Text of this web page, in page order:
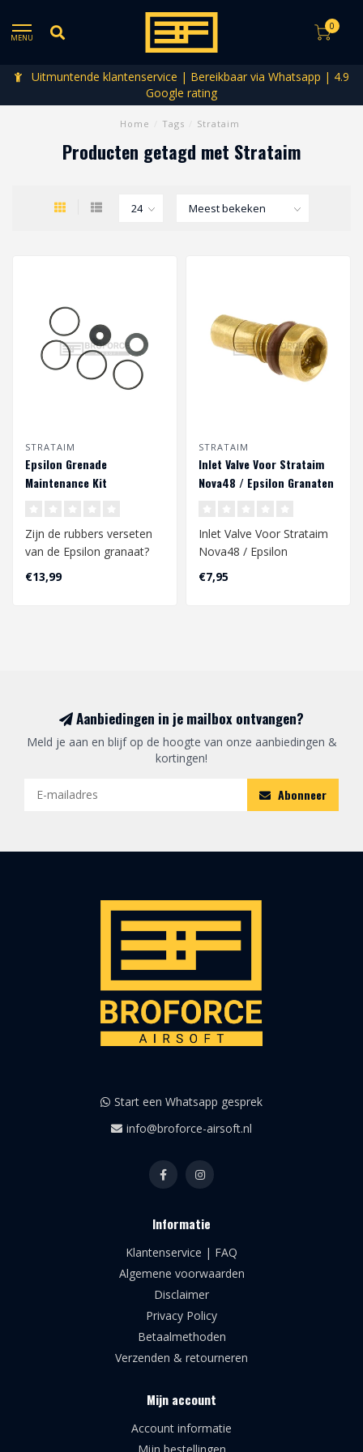
MENU
0
Uitmuntende klantenservice | Bereikbaar via Whatsapp | 4.9
Google rating
Home Tags Strataim
Producten getagd met Strataim
STRATAIM
Epsilon Grenade
Maintenance Kit
Zijn de rubbers verseten
van de Epsilon granaat?
Met deze set
vervang/vernieuw j..
€13,99
STRATAIM
Inlet Valve Voor Strataim
Nova48 / Epsilon Granaten
Inlet Valve Voor Strataim
Nova48 / Epsilon
Granaten
€7,95
Aanbiedingen in je mailbox ontvangen?
Meld je aan en blijf op de hoogte van onze aanbiedingen &
kortingen!
Abonneer
Start een Whatsapp gesprek
info@broforce-airsoft.nl
Informatie
Klantenservice | FAQ
Algemene voorwaarden
Disclaimer
Privacy Policy
Betaalmethoden
Verzenden & retourneren
Mijn account
Account informatie